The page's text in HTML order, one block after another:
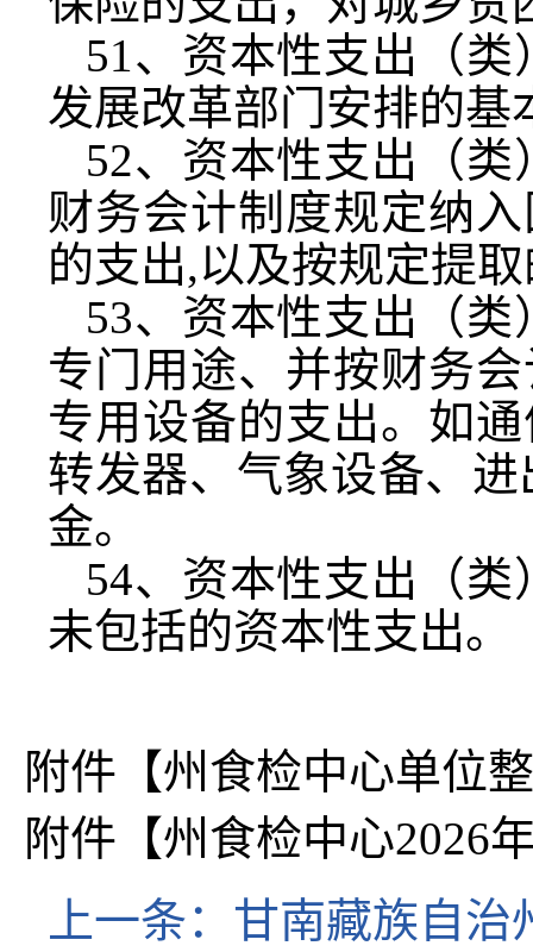
51、资本性支出（类
发展改革部门安排的基
52、资本性支出（
财务会计制度规定纳
的支出,以及按规定提
53、资本性支出（
专门用途、并按财务
专用设备的支出。如
转发器、气象设备、
金。
54、资本性支出（
未包括的资本性支出。
附件【州食检中心单位
附件【州食检中心2026
上一条： 甘南藏族自治